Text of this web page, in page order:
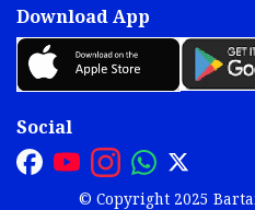
Download App
Social
© Copyright 2025